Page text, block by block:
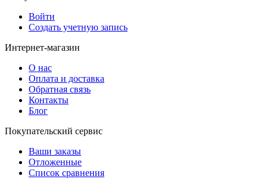
Войти
Создать учетную запись
Интернет-магазин
О нас
Оплата и доставка
Обратная связь
Контакты
Блог
Покупательский сервис
Ваши заказы
Отложенные
Список сравнения